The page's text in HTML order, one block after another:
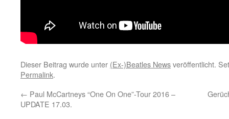
Dieser Beitrag wurde unter (Ex-)Beatles Newsveröffentlicht.
Permalink.
← Paul McCartneys “One On One”-Tour 2016 –
UPDATE 17.03.